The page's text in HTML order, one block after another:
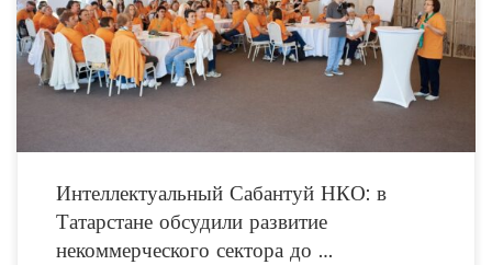
некоммерческого сектора до 2030 года. 10 июня 2026 года в Лаишевском
муниципальном районе Республики Татарстан на базе отдыха
Интеллектуальный Сабантуй НКО: в
Татарстане обсудили развитие
некоммерческого сектора до …